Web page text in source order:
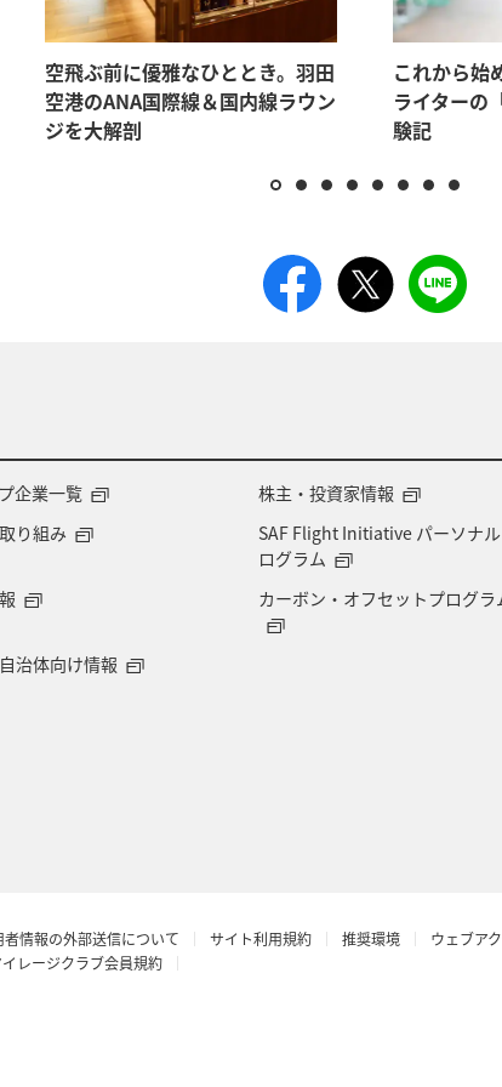
空飛ぶ前に優雅なひととき。羽田
空港のANA国際線＆国内線ラウン
ジを大解剖
これから始
ライターの
験記
企業一覧
株主・投資家情報
り組み
SAF Flight Initiative パーソナ
ログラム
カーボン・オフセットプログラ
治体向け情報
者情報の外部送信について サイト利用規約 推奨環境 ウェブア
イレージクラブ会員規約